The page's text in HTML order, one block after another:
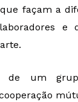
façam a
e
de um